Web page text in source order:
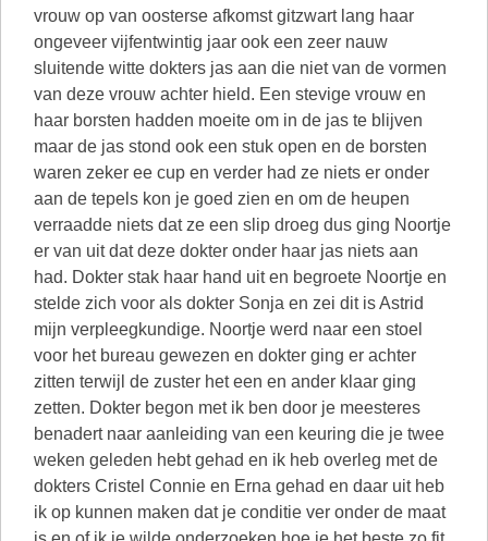
vrouw op van oosterse afkomst gitzwart lang haar
ongeveer vijfentwintig jaar ook een zeer nauw
sluitende witte dokters jas aan die niet van de vormen
van deze vrouw achter hield. Een stevige vrouw en
haar borsten hadden moeite om in de jas te blijven
maar de jas stond ook een stuk open en de borsten
waren zeker ee cup en verder had ze niets er onder
aan de tepels kon je goed zien en om de heupen
verraadde niets dat ze een slip droeg dus ging Noortje
er van uit dat deze dokter onder haar jas niets aan
had. Dokter stak haar hand uit en begroete Noortje en
stelde zich voor als dokter Sonja en zei dit is Astrid
mijn verpleegkundige. Noortje werd naar een stoel
voor het bureau gewezen en dokter ging er achter
zitten terwijl de zuster het een en ander klaar ging
zetten. Dokter begon met ik ben door je meesteres
benadert naar aanleiding van een keuring die je twee
weken geleden hebt gehad en ik heb overleg met de
dokters Cristel Connie en Erna gehad en daar uit heb
ik op kunnen maken dat je conditie ver onder de maat